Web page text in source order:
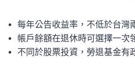
每年公告收益率，不低於台灣
帳戶餘額在退休時可選擇一次
不同於股票投資，勞退基金有